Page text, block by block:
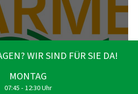
WIR SIND FÜR SIE DA!
MONTAG
07:45 - 12:30 Uhr